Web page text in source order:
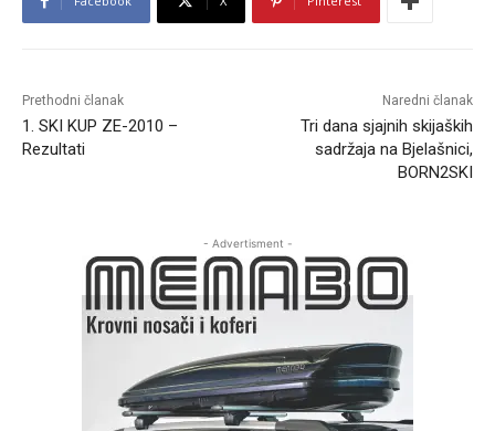
Prethodni članak
1. SKI KUP ZE-2010 –
Rezultati
Naredni članak
Tri dana sjajnih skijaških
sadržaja na Bjelašnici,
BORN2SKI
- Advertisment -